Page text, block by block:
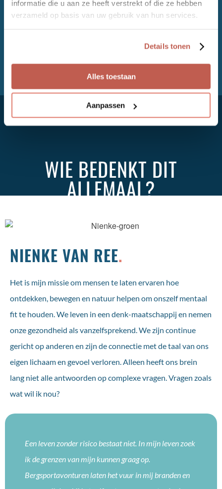
informatie die u aan ze heeft verstrekt of die ze hebben
verzameld op basis van uw gebruik van hun services.
Details tonen
Alles toestaan
Aanpassen
FOLLOW UP.
IK WIL AAN DE SLAG >
WIE BEDENKT DIT
ALLEMAAL?
NIENKE VAN REE.
Het is mijn missie om mensen te laten ervaren hoe
ontdekken, bewegen en natuur helpen om onszelf mentaal
fit te houden. We leven in een denk-maatschappij en nemen
onze gezondheid als vanzelfsprekend. We zijn continue
gericht op anderen en zijn de connectie met de taal van ons
eigen lichaam en gevoel verloren. Alleen heeft ons brein
lang niet alle antwoorden op complexe vragen. Vragen zoals
wat wil ik nou?
Een leven zonder risico bestaat niet. In mijn leven zoek
ik de grenzen van mijn kunnen graag op.
Bergsportavonturen laten het vuur in mij branden en